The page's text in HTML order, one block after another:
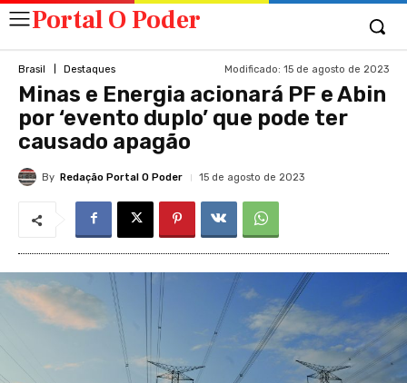
Portal O Poder
Brasil Destaques Modificado: 15 de agosto de 2023
Minas e Energia acionará PF e Abin
por ‘evento duplo’ que pode ter
causado apagão
By Redação Portal O Poder 15 de agosto de 2023